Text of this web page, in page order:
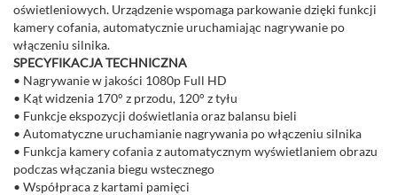
oświetleniowych. Urządzenie wspomaga parkowanie dzięki funkcji
kamery cofania, automatycznie uruchamiając nagrywanie po
włączeniu silnika.
SPECYFIKACJA TECHNICZNA
• Nagrywanie w jakości 1080p Full HD
• Kąt widzenia 170° z przodu, 120° z tyłu
• Funkcje ekspozycji doświetlania oraz balansu bieli
• Automatyczne uruchamianie nagrywania po włączeniu silnika
• Funkcja kamery cofania z automatycznym wyświetlaniem obrazu
podczas włączania biegu wstecznego
• Współpraca z kartami pamięci